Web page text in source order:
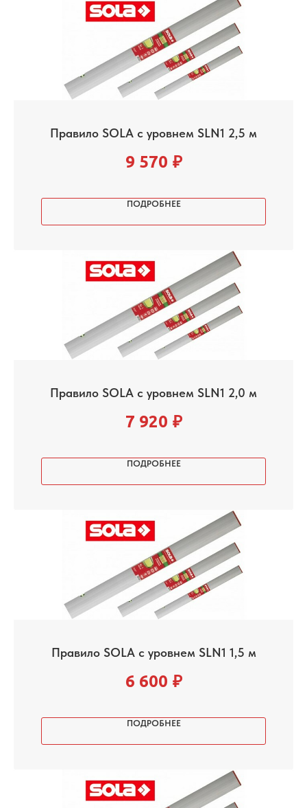
Правило SOLA с уровнем SLN1 2,5 м
9 570 ₽
ПОДРОБНЕЕ
Правило SOLA с уровнем SLN1 2,0 м
7 920 ₽
ПОДРОБНЕЕ
Правило SOLA с уровнем SLN1 1,5 м
6 600 ₽
ПОДРОБНЕЕ